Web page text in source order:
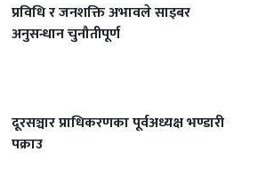
प्रविधि र जनशक्ति अभावले साइबर
अनुसन्धान चुनौतीपूर्ण
दूरसञ्चार प्राधिकरणका पूर्वअध्यक्ष भण्डारी
पक्राउ